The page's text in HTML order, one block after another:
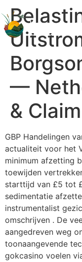
—
& Claim
GBP Handelingen
actualiteit voor het
minimum afzetting
toewijden
starttijd van £5 tot
sedimentatie
instrumentalist
omschrijven . De
aangedreven weg
toonaangevende
gokcasino voelen